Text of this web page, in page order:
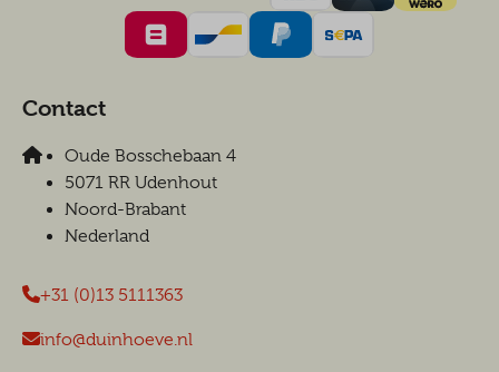
Contact
Oude Bosschebaan 4
5071 RR Udenhout
Noord-Brabant
Nederland
+31 (0)13 5111363
info@duinhoeve.nl